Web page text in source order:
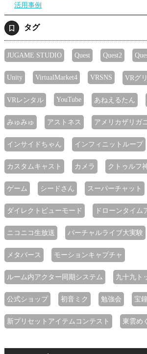
活用事例
タグ
JUGAME STUDIO Quest Quest2
Unity VirtualMarket4 VRSNS VRグ
VRレンタル YouTube あねえるたん
みゅみゅ アストネス アメリカザリガニ
インサイドちゃん インフィニットループ
カスタムキャスト カメラ クトゥルフ
ゲーム シードさん スーパーチャット
ダイレクトビューモード ドローンタイム
ニコニコ生放送 バーチャルライブ大実験
メタバース モーションキャプチャ
ルーム内アクター同期システム 九十九ト
公式ショップ 初音ミク 勉強会 宝
新プリセットアイテムコンテスト 東雲め